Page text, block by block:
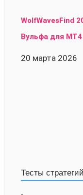
WolfWavesFind
Вульфа для
20 марта 2026
Тесты стратегий